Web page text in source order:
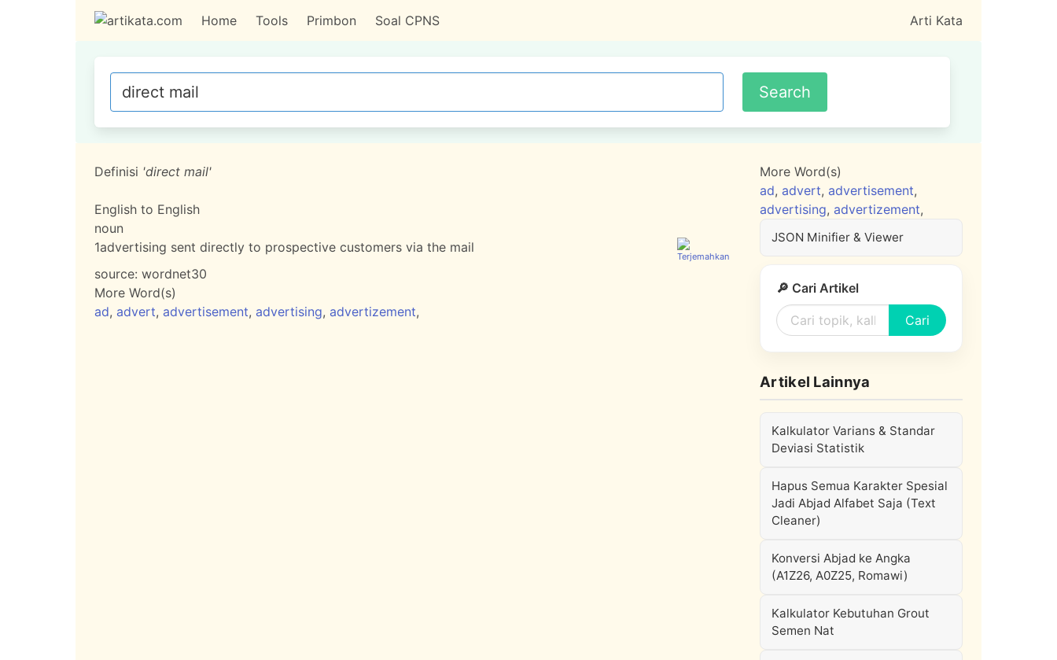
Home Tools Primbon Soal CPNS Arti Kata
Definisi 'direct mail'
English to English
noun
1advertising sent directly to prospective customers via the mail
source: wordnet30
More Word(s)
ad, advert, advertisement, advertising, advertizement,
More Word(s)
ad, advert, advertisement,
advertising, advertizement,
JSON Minifier & Viewer
🔎 Cari Artikel
Cari
Artikel Lainnya
Kalkulator Varians & Standar
Deviasi Statistik
Hapus Semua Karakter Spesial
Jadi Abjad Alfabet Saja (Text
Cleaner)
Konversi Abjad ke Angka
(A1Z26, A0Z25, Romawi)
Kalkulator Kebutuhan Grout
Semen Nat